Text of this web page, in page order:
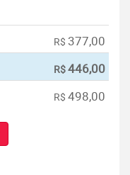
R$ 377,00
R$446,00
R$ 498,00